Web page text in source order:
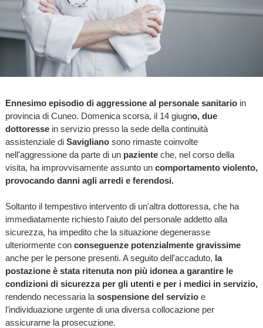
Ennesimo episodio di aggressione al personale sanitarioin
provincia di Cuneo. Domenica scorsa, il 14 giugno, due
dottoresse in servizio presso la sede della continuità
assistenziale diSavigliano sono rimaste coinvolte
nell'aggressione da parte di unpazienteche, nel corso della
visita, ha improvvisamente assunto uncomportamento violento,
provocando danni agli arredi e ferendosi.
Soltanto il tempestivo intervento di un'altra dottoressa, che ha
immediatamente richiesto l'aiuto del personale addetto alla
sicurezza, ha impedito che la situazione degenerasse
ulteriormente con conseguenze potenzialmente gravissime
anche per le persone presenti. A seguito dell'accaduto, la
postazione è stata ritenuta non più idonea a garantire le
condizioni di sicurezza per gli utenti e per i medici in servizio,
rendendo necessaria lasospensione del servizioe
l’individuazione urgente di una diversa collocazione per
assicurarne la prosecuzione.